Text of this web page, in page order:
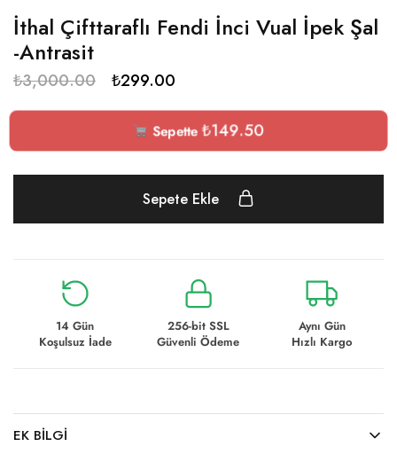
İthal Çifttaraflı Fendi İnci Vual İpek Şal
-Antrasit
₺3,000.00 ₺299.00
Sepette₺149.50
Sepete Ekle
14 Gün
Koşulsuz İade
256-bit SSL
Güvenli Ödeme
Aynı Gün
Hızlı Kargo
EK BILGI